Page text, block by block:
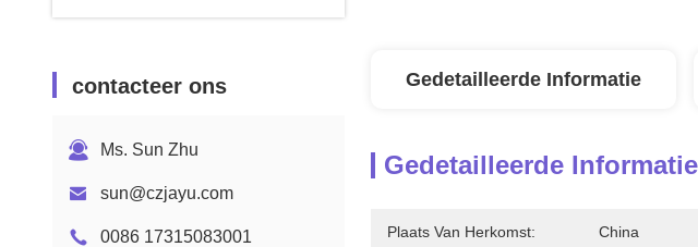
contacteer ons
Ms. Sun Zhu
sun@czjayu.com
0086 17315083001
Gedetailleerde Informatie
Gedetailleerde Informatie
Plaats Van Herkomst: China